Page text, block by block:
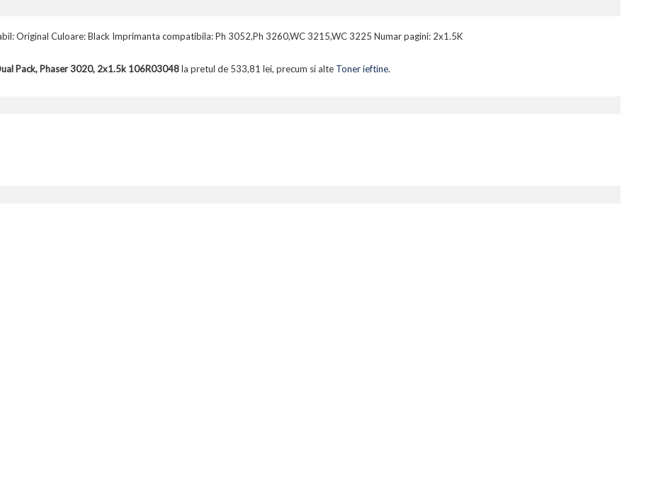
Original Culoare: Black Imprimanta compatibila: Ph 3052,Ph 3260,WC 3215,WC 3225 Numar pagini: 2x1.5K
Pack, Phaser 3020, 2x1.5k 106R03048la pretul de 533,81 lei, precum si alte Toner ieftine.